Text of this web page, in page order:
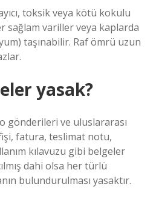
toksik veya kötü kokulu
sağlam variller veya kaplarda
taşınabilir. Raf ömrü uzun
yasak?
gönderileri ve uluslararası
fatura, teslimat notu,
kılavuzu gibi belgeler
dahi olsa her türlü
bulundurulması yasaktır.